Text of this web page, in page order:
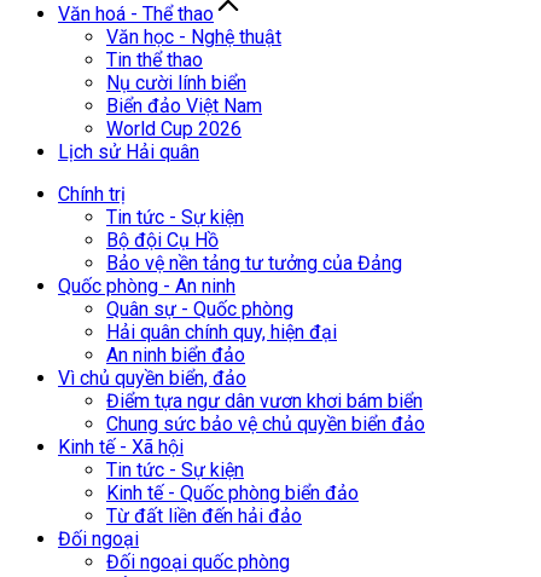
Văn hoá - Thể thao
Văn học - Nghệ thuật
Tin thể thao
Nụ cười lính biển
Biển đảo Việt Nam
World Cup 2026
Lịch sử Hải quân
Chính trị
Tin tức - Sự kiện
Bộ đội Cụ Hồ
Bảo vệ nền tảng tư tưởng của Đảng
Quốc phòng - An ninh
Quân sự - Quốc phòng
Hải quân chính quy, hiện đại
An ninh biển đảo
Vì chủ quyền biển, đảo
Điểm tựa ngư dân vươn khơi bám biển
Chung sức bảo vệ chủ quyền biển đảo
Kinh tế - Xã hội
Tin tức - Sự kiện
Kinh tế - Quốc phòng biển đảo
Từ đất liền đến hải đảo
Đối ngoại
Đối ngoại quốc phòng